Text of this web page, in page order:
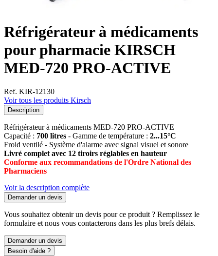
Réfrigérateur à médicaments
pour pharmacie KIRSCH
MED-720 PRO-ACTIVE
Ref. KIR-12130
Voir tous les produits Kirsch
Description
Réfrigérateur à médicaments MED-720 PRO-ACTIVE
Capacité : 700 litres - Gamme de température : 2...15°C
Froid ventilé - Système d'alarme avec signal visuel et sonore
Livré complet avec 12 tiroirs réglables en hauteur
Conforme aux recommandations de l'Ordre National des
Pharmaciens
Voir la description complète
Demander un devis
Vous souhaitez obtenir un devis pour ce produit ? Remplissez le
formulaire et nous vous contacterons dans les plus brefs délais.
Demander un devis
Besoin d'aide ?